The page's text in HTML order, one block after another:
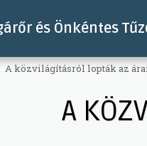
és Önkéntes
A közvilágításról lopták az
A